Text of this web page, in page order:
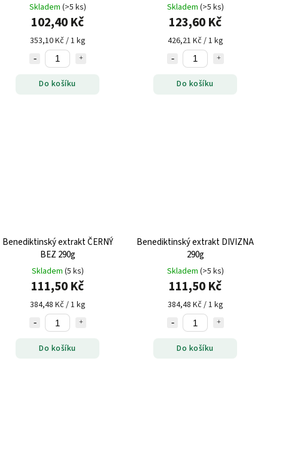
Skladem (>5 ks)
102,40 Kč
353,10 Kč / 1 kg
Do košíku
Skladem (>5 ks)
123,60 Kč
426,21 Kč / 1 kg
Do košíku
Benediktinský extrakt ČERNÝ
BEZ 290g
Skladem (5 ks)
111,50 Kč
384,48 Kč / 1 kg
Do košíku
Benediktinský extrakt DIVIZNA
290g
Skladem (>5 ks)
111,50 Kč
384,48 Kč / 1 kg
Do košíku